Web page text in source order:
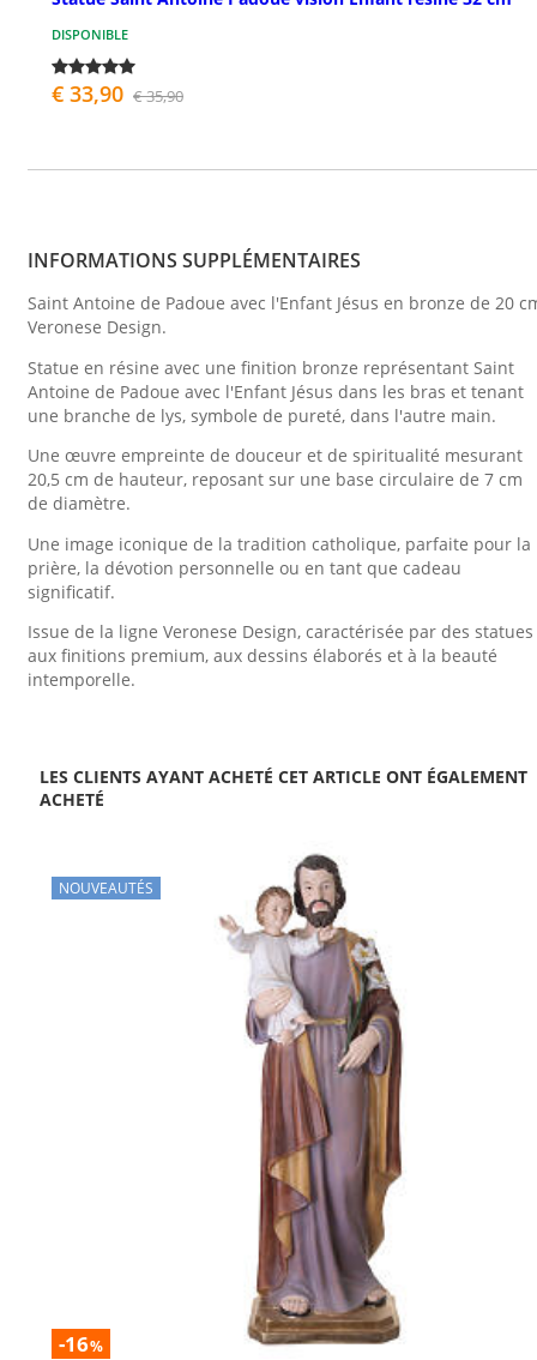
DISPONIBLE
€ 33,90 € 35,90
INFORMATIONS SUPPLÉMENTAIRES
Saint Antoine de Padoue avec l'Enfant Jésus en bronze de 20
Veronese Design.
Statue en résine avec une finition bronze représentant Saint
Antoine de Padoue avec l'Enfant Jésus dans les bras et tenant
une branche de lys, symbole de pureté, dans l'autre main.
Une œuvre empreinte de douceur et de spiritualité mesurant
20,5 cm de hauteur, reposant sur une base circulaire de 7 cm
de diamètre.
Une image iconique de la tradition catholique, parfaite pour la
prière, la dévotion personnelle ou en tant que cadeau
significatif.
Issue de la ligne Veronese Design, caractérisée par des statues
aux finitions premium, aux dessins élaborés et à la beauté
intemporelle.
LES CLIENTS AYANT ACHETÉ CET ARTICLE ONT ÉGALEMENT
ACHETÉ
NOUVEAUTÉS
-16%